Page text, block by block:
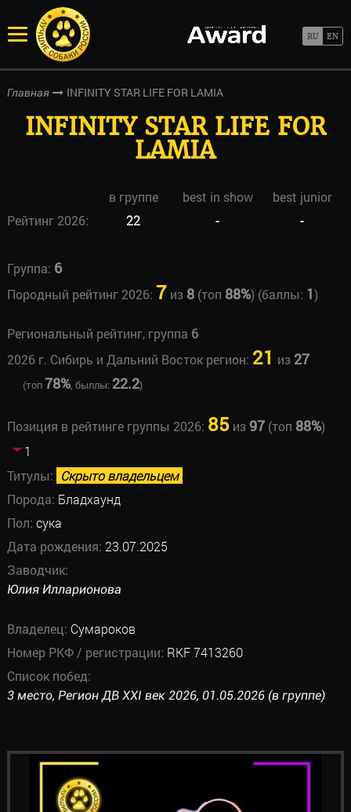
Главная INFINITY STAR LIFE FOR LAMIA
INFINITY STAR LIFE FOR
LAMIA
в группе best in show
best junior
Рейтинг 2026:
22 - -
Группа: 6
Породный рейтинг 2026: 7 из 8(топ 88%) (баллы: 1)
Региональный рейтинг, группа 6
2026 г. Сибирь и Дальний Восток регион: 21 из 27
(топ78%, быллы: 22.2)
Позиция в рейтинге группы 2026: 85из97(топ 88%)
1
Титулы: Скрыто владельцем
Порода: Бладхаунд
Пол: сука
Дата рождения: 23.07.2025
Заводчик:
Юлия Илларионова
Владелец: Сумароков
Номер РКФ / регистрации: RKF 7413260
Список побед:
3 место, Регион ДВ XXI век 2026, 01.05.2026 (в группе)